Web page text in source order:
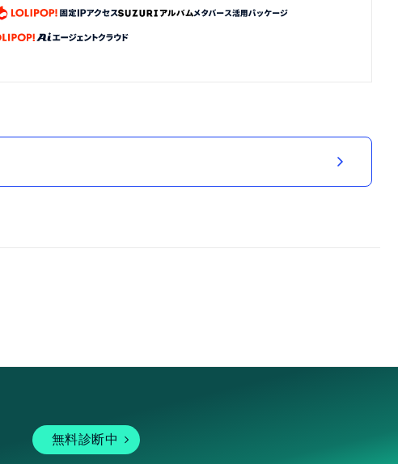
無料診断中